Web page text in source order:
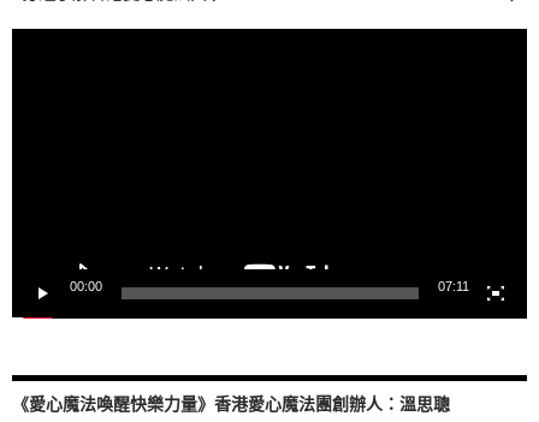
00:00 07:11
《愛心魔法喚醒快樂力量》香港愛心魔法團創辦人：溫思聰